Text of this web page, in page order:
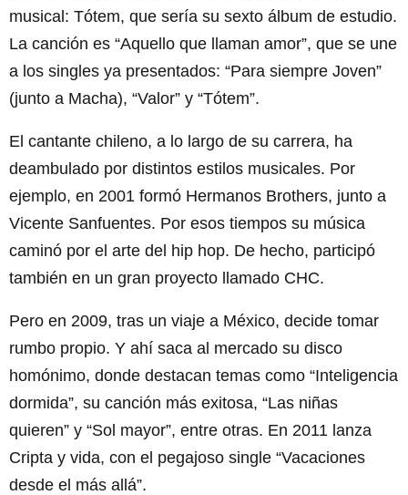
musical: Tótem, que sería su sexto álbum de estudio.
La canción es “Aquello que llaman amor”, que se une
a los singles ya presentados: “Para siempre Joven”
(junto a Macha), “Valor” y “Tótem”.
El cantante chileno, a lo largo de su carrera, ha
deambulado por distintos estilos musicales. Por
ejemplo, en 2001 formó Hermanos Brothers, junto a
Vicente Sanfuentes. Por esos tiempos su música
caminó por el arte del hip hop. De hecho, participó
también en un gran proyecto llamado CHC.
Pero en 2009, tras un viaje a México, decide tomar
rumbo propio. Y ahí saca al mercado su disco
homónimo, donde destacan temas como “Inteligencia
dormida”, su canción más exitosa, “Las niñas
quieren” y “Sol mayor”, entre otras. En 2011 lanza
Cripta y vida, con el pegajoso single “Vacaciones
desde el más allá”.